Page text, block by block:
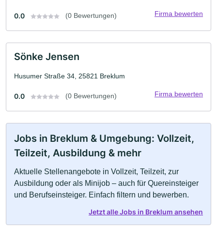
0.0 (0 Bewertungen) Firma bewerten
Sönke Jensen
Husumer Straße 34, 25821 Breklum
0.0 (0 Bewertungen) Firma bewerten
Jobs in Breklum & Umgebung: Vollzeit,
Teilzeit, Ausbildung & mehr
Aktuelle Stellenangebote in Vollzeit, Teilzeit, zur
Ausbildung oder als Minijob – auch für Quereinsteiger
und Berufseinsteiger. Einfach filtern und bewerben.
Jetzt alle Jobs in Breklum ansehen